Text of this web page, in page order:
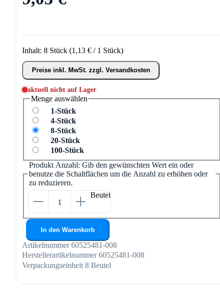
Inhalt: 8 Stück (1,13 € / 1 Stück)
Preise inkl. MwSt. zzgl. Versandkosten
aktuell nicht auf Lager
Menge auswählen
1-Stück
4-Stück
8-Stück
20-Stück
100-Stück
Produkt Anzahl: Gib den gewünschten Wert ein oder
benutze die Schaltflächen um die Anzahl zu erhöhen oder
zu reduzieren.
Beutel
In den Warenkorb
Artikelnummer 60525481-008
Herstellerartikelnummer 60525481-008
Verpackungseinheit 8 Beutel